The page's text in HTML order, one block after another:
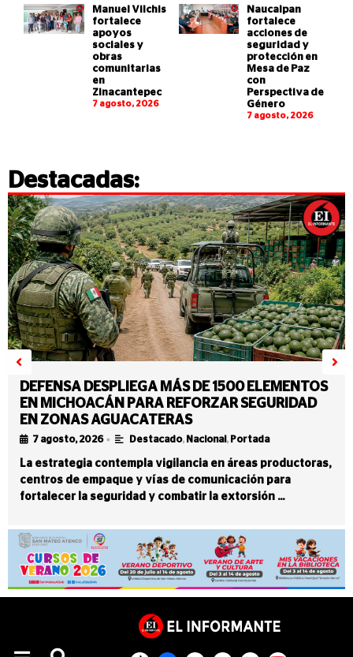
Manuel Vilchis
fortalece
apoyos
sociales y
obras
comunitarias
en
Zinacantepec
7 agosto, 2026
Naucalpan
fortalece
acciones de
seguridad y
protección en
Mesa de Paz
con
Perspectiva de
Género
7 agosto, 2026
Destacadas:
DEFENSA DESPLIEGA MÁS DE 1500 ELEMENTOS
EN MICHOACÁN PARA REFORZAR SEGURIDAD
EN ZONAS AGUACATERAS
7 agosto, 2026 • Destacado, Nacional , Portada
La estrategia contempla vigilancia en áreas productoras,
centros de empaque y vías de comunicación para
fortalecer la seguridad y combatir la extorsión …